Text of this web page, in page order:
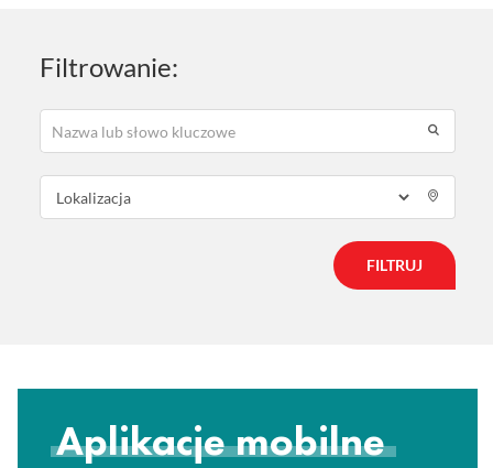
Filtrowanie:
FILTRUJ
Aplikacje mobilne